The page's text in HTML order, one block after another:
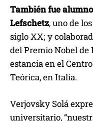
También fue
Lefschetz, uno de
siglo XX; y
del Premio Nobel de
estancia en el
Teórica, en Italia.
Verjovsky Solá
universitario,